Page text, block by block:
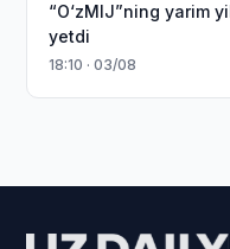
“O‘zMIJ”ning yarim
yetdi
18:10 · 03/08